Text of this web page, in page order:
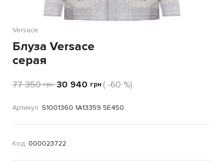
Versace
Блуза Versace
серая
77 350 грн 30 940 грн ( -60 %)
Артикул: S1001360 1A13359 5E450
Код: 000023722